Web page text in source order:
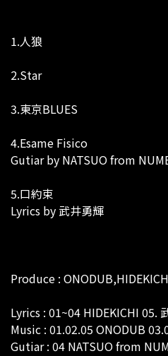
1.人狼
2.Star
3.東京BLUES
4.Esame Fisico
Gutiar by NATSUO from
5.口約束
Lyrics by 武井勇輝
Produce :
Lyrics : 01~04 HIDEKICHI 05.
Music : 01.02.05 ONODUB
Gutiar : 04 NATSUO from